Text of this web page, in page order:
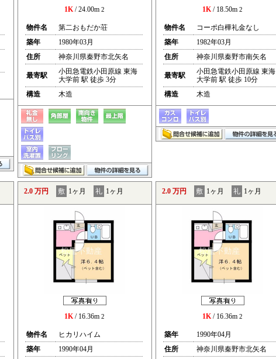
1K/ 24.00m 2
物件名
第二おもだか荘
築年
1980年03月
住所
神奈川県秦野市北矢名
最寄駅
小田急電鉄小田原線 東海
大学前 駅 徒歩 3分
構造
木造
1K/ 18.50m 2
物件名
コーポ白樺礼金なし
築年
1982年03月
住所
神奈川県秦野市南矢名
最寄駅
小田急電鉄小田原線 東海
大学前 駅 徒歩 10分
構造
木造
2.0 万円 敷 1ヶ月 礼 1ヶ月
1K/ 16.36m 2
物件名
ヒカリハイム
築年
1990年04月
2.0 万円 敷 1ヶ月 礼 1ヶ月
1K/ 16.36m 2
築年
1990年04月
住所
神奈川県秦野市北矢名